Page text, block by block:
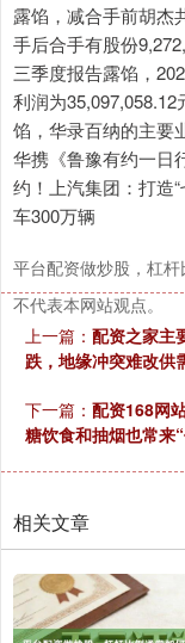
露馅，减合手前胡杰
手后合手有股份
三季度报告露馅，
利润为
馅，华录百纳的主要
华携《鲁豫有约一日
约！上汽集团：打造
车300万辆
平台配资做炒股，杠
不代表本网站观点。
上一篇： 配资之家主
跌，地缘冲突难改供
下一篇： 配资168网
糖饮食和抽烟也常来
相关文章